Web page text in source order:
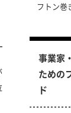
フトン巻
事業家
ための
ド